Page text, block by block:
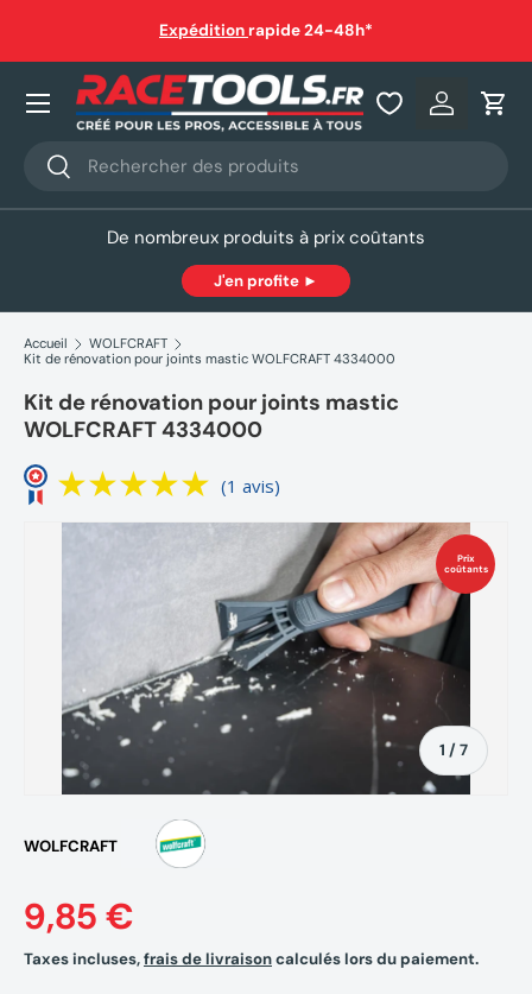
Aller au contenu
Expédition rapide 24-48h*
Recherche
Rechercher
Se
Nos produits
De nombreux produits à prix coûtants
J'en profite ►
Accueil
WOLFCRAFT
Kit de rénovation pour joints mastic WOLFCRAFT 4334000
Kit de rénovation pour joints mastic
WOLFCRAFT 4334000
(1 avis)
Prix
coûtants
1 /de
7
WOLFCRAFT
9,85 €
Taxes incluses,frais de livraisoncalculés lors du paiement.